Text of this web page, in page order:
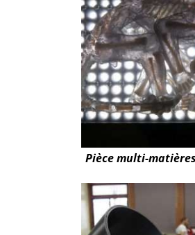
Pièce multi-matières